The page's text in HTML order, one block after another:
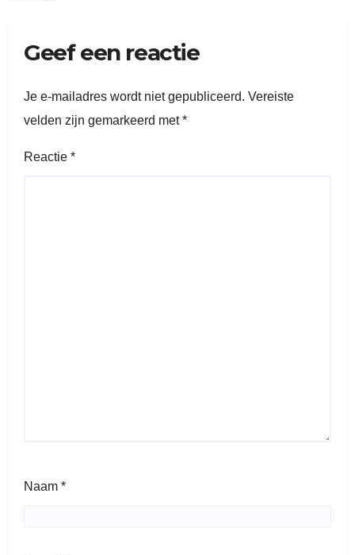
Geef een reactie
Je e-mailadres wordt niet gepubliceerd. Vereiste
velden zijn gemarkeerd met*
Reactie *
Naam *